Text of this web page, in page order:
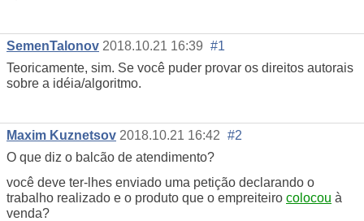
SemenTalonov 2018.10.21 16:39 #1
Teoricamente, sim. Se você puder provar os direitos autorais
sobre a idéia/algoritmo.
Maxim Kuznetsov 2018.10.21 16:42 #2
O que diz o balcão de atendimento?
você deve ter-lhes enviado uma petição declarando o
trabalho realizado e o produto que o empreiteiro colocou à
venda?